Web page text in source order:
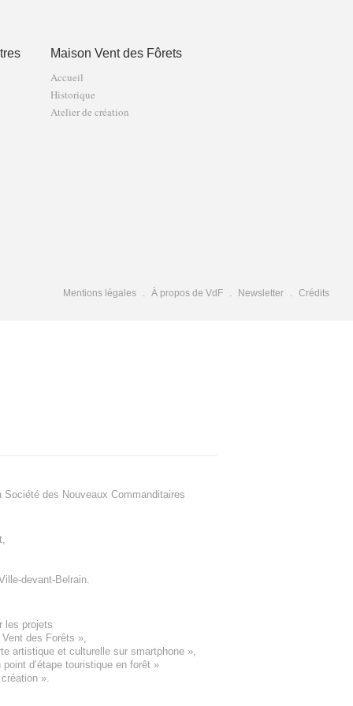
Maison Vent des Fôrets
Accueil
Historique
Atelier de création
Mentions légales À propos de VdF Newsletter Crédits
Société des Nouveaux Commanditaires
,
devant-Belrain.
les projets
des Forêts »,
artistique et culturelle sur smartphone »,
point d’étape touristique en forêt »
création ».